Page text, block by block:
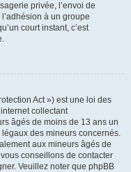
privée, l’envoi de
à un groupe
court instant, c’est
Act ») est une loi des
collectant
âgés de moins de 13 ans un
des mineurs concernés.
aux mineurs âgés de
conseillons de contacter
Veuillez noter que phpBB